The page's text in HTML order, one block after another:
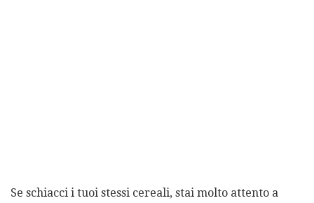
Se schiacci i tuoi stessi cereali, stai molto attento a